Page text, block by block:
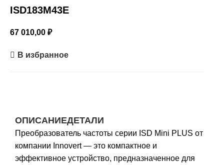
ISD183M43E
67 010,00 ₽
В избранное
ОПИСАНИЕДЕТАЛИ
Преобразователь частоты серии ISD Mini PLUS от
компании Innovert — это компактное и
эффективное устройство, предназначенное для